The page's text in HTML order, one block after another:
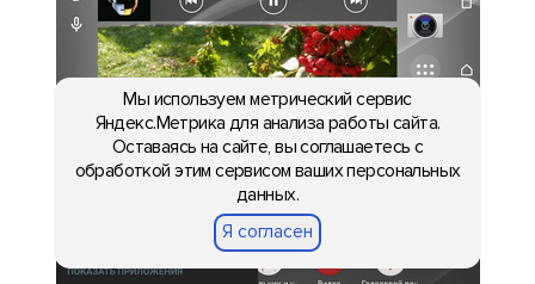
Мы используем метрический сервис
Яндекс.Метрика для анализа работы сайта.
Оставаясь на сайте, вы соглашаетесь с
обработкой этим сервисом ваших персональных
данных.
Я согласен